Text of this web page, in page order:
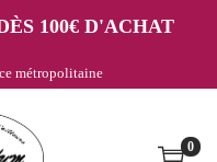
100€ D'ACHAT
métropolitaine
0